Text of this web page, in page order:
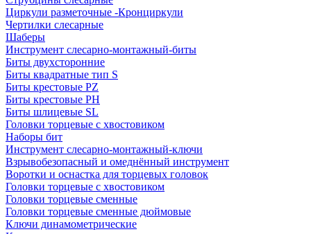
Циркули разметочные -Кронциркули
Чертилки слесарные
Шаберы
Инструмент слесарно-монтажный-биты
Биты двухсторонние
Биты квадратные тип S
Биты крестовые РZ
Биты крестовые РН
Биты шлицевые SL
Головки торцевые с хвостовиком
Наборы бит
Инструмент слесарно-монтажный-ключи
Взрывобезопасный и омеднённый инструмент
Воротки и оснаcтка для торцевых головок
Головки торцевые с хвостовиком
Головки торцевые сменные
Головки торцевые сменные дюймовые
Ключи динамометрические